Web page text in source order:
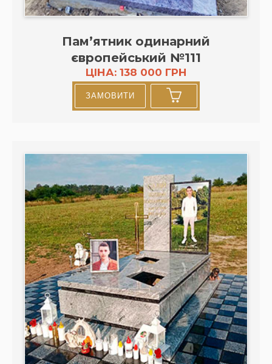
Пам’ятник одинарний
європейський №111
ЦІНА: 138 000 ГРН
ЗАМОВИТИ